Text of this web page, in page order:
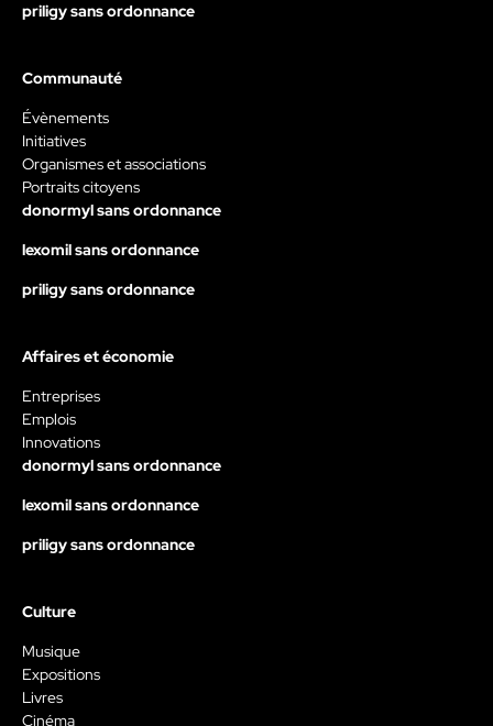
priligy sans ordonnance
Communauté
Évènements
Initiatives
Organismes et associations
Portraits citoyens
donormyl sans ordonnance
lexomil sans ordonnance
priligy sans ordonnance
Affaires et économie
Entreprises
Emplois
Innovations
donormyl sans ordonnance
lexomil sans ordonnance
priligy sans ordonnance
Culture
Musique
Expositions
Livres
Cinéma